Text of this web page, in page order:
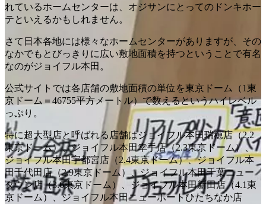
れているホームセンターは、オジサンにとってのドンキホー
テといえるかもしれません。
さて日本各地には様々なホームセンターがありますが、その
なかでもとびっきりに広い敷地面積を持つということで有名
なのがジョイフル本田。
公式サイトでは各店舗の敷地面積の単位を東京ドーム（1東
京ドーム＝ 46755平方メートル）で数えるというハイレベル
っぷり。
特に超大型店と呼ばれる店舗はジョイフル本田瑞穂店（2.2
東京ドーム）、ジョイフル本田幸手店（2.3東京ドーム）、
ジョイフル本田宇都宮店（2.4東京ドーム）、ジョイフル本
田千代田店（2.9東京ドーム）、ジョイフル本田千葉ニュー
タウン店（3.6東京ドーム）、ジョイフル本田新田店（4.1東
京ドーム）、ジョイフル本田ニューポートひたちなか店